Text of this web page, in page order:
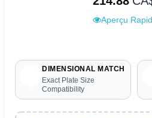
Aperçu
DIMENSIONAL MATCH
Exact Plate Size
Compatibility